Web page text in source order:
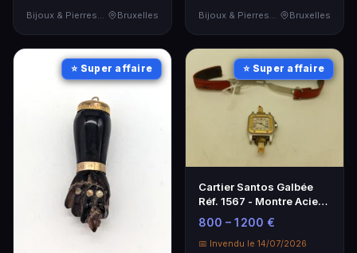
Bruxelles Bruxelles
⭐ Super affaire ⭐ Super affaire
Cartier Santos Galbée
Réf. 1567 - Montre Acier
et Or
800 – 1 200 €
📅 Invendu le 14/07/2026